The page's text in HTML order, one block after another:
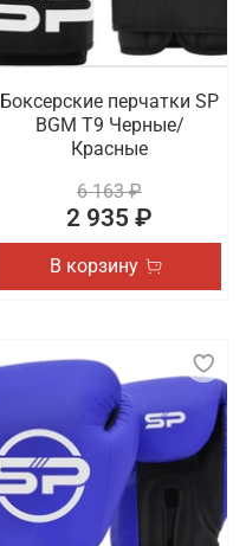
Боксерские перчатки SP
BGM T9 Черные/
Красные
6 163 ₽
2 935 ₽
В корзину